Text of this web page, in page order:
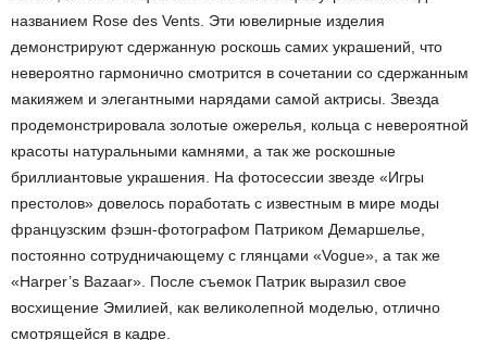
названием Rose des Vents. Эти ювелирные изделия
демонстрируют сдержанную роскошь самих украшений, что
невероятно гармонично смотрится в сочетании со сдержанным
макияжем и элегантными нарядами самой актрисы. Звезда
продемонстрировала золотые ожерелья, кольца с невероятной
красоты натуральными камнями, а так же роскошные
бриллиантовые украшения. На фотосессии звезде «Игры
престолов» довелось поработать с известным в мире моды
французским фэшн-фотографом Патриком Демаршелье,
постоянно сотрудничающему с глянцами «Vogue», а так же
«Harper’s Bazaar». После съемок Патрик выразил свое
восхищение Эмилией, как великолепной моделью, отлично
смотрящейся в кадре.